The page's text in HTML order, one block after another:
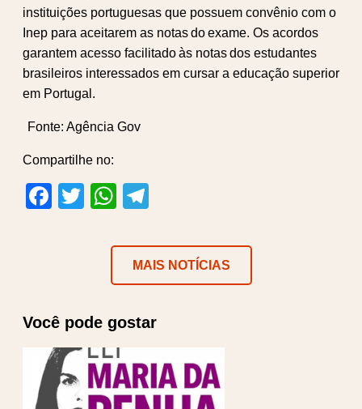
instituições portuguesas que possuem convênio com o
Inep para aceitarem as notas do exame. Os acordos
garantem acesso facilitado às notas dos estudantes
brasileiros interessados em cursar a educação superior
em Portugal.
Fonte: Agência Gov
Compartilhe no:
Facebook
TwitterWhatsApp
MAIS NOTÍCIAS
Você pode gostar